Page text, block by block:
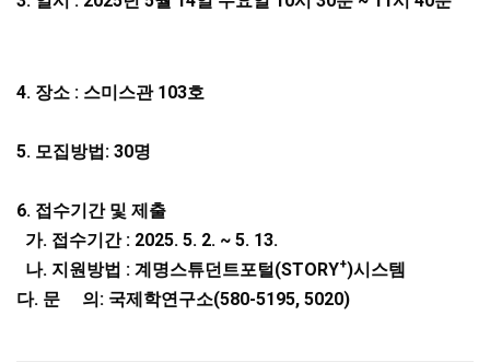
4. 장소 : 스미스관 103호
5. 모집방법: 30명
6. 접수기간 및 제출
가. 접수기간 : 2025. 5. 2. ~ 5. 13.
나. 지원방법 : 계명스튜던트포털(STORY+)시스템
다. 문 의: 국제학연구소(580-5195, 5020)